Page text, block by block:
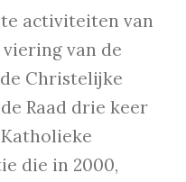
activiteiten van
van de
Christelijke
Raad drie keer
die in 2000,